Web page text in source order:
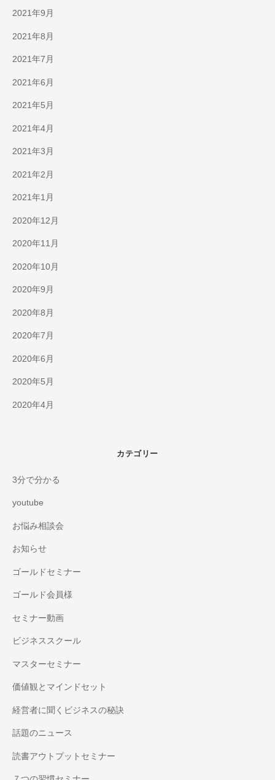
2021年9月
2021年8月
2021年7月
2021年6月
2021年5月
2021年4月
2021年3月
2021年2月
2021年1月
2020年12月
2020年11月
2020年10月
2020年9月
2020年8月
2020年7月
2020年6月
2020年5月
2020年4月
カテゴリー
3分で分かる
youtube
お悩み相談会
お知らせ
ゴールドセミナー
ゴールド会員様
セミナー動画
ビジネススクール
マスターセミナー
価値観とマインドセット
経営者に聞くビジネスの秘訣
話題のニュース
読書アウトプットセミナー